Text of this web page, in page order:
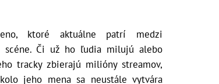
ktoré aktuálne patrí medzi
scéne. Či už ho ľudia milujú alebo
tracky zbierajú milióny streamov,
jeho mena sa neustále vytvára